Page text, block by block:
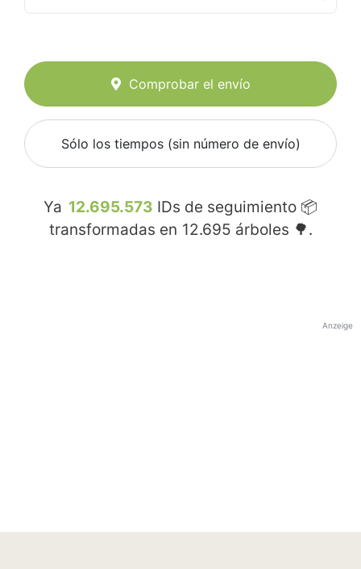
Comprobar el envío
Sólo los tiempos (sin número de envío)
Ya 12.695.573 IDs de seguimiento 📦
transformadas en 12.695 árboles 🌳.
Anzeige